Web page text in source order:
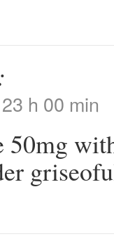
h 00 min
50mg